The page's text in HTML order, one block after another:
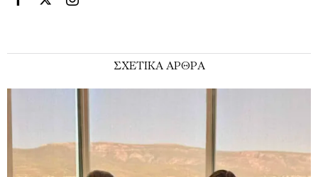
ΣΧΕΤΙΚΑ ΑΡΘΡΑ